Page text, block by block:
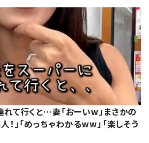
て行くと…妻「おーいw」まさかの
！」「めっちゃわかるww」「楽しそう